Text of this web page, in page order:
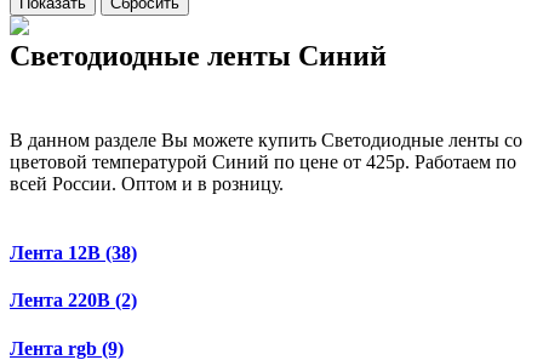
Светодиодные ленты Синий
В данном разделе Вы можете купить Светодиодные ленты со
цветовой температурой Синий по цене от 425р. Работаем по
всей России. Оптом и в розницу.
Лента 12В (38)
Лента 220В (2)
Лента rgb (9)